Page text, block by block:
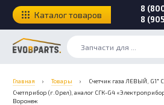
8
8
Каталог товаров
Главная › Товары ›
Счетчик газа ЛЕВЫЙ, G1″
Счетприбор (г.Орел), аналог СГК-G4
Воронеж